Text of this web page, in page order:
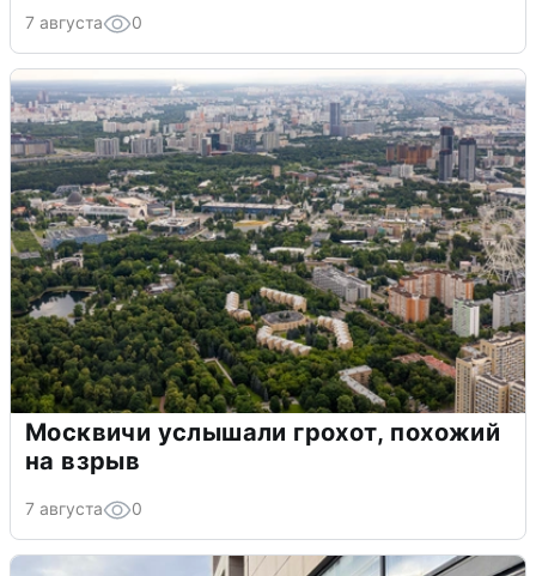
7 августа 0
Москвичи услышали грохот, похожий
на взрыв
7 августа 0